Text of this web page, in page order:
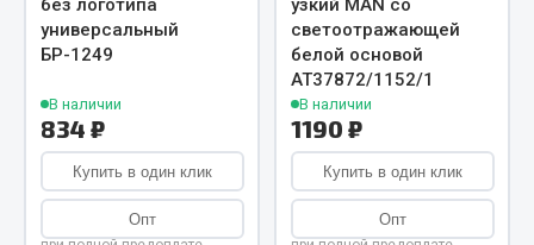
Крепежный инструмент
Режущий инструмент
Слесарный инструмент
Столярный инструмент
Показать ещё
без логотипа
универсальный
БР-1249
В наличии
834 ₽
Купить в один клик
Опт
узкий MAN со
светоотражающей
белой основой
АТ37872/1152/1
В наличии
1190 ₽
Купить в один клик
Опт